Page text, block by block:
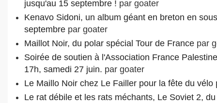
jusqu'au 15 septembre ! par goater
Kenavo Sidoni, un album géant en breton en
septembre par goater
Maillot Noir, du polar spécial Tour de France par
Soirée de soutien à l'Association France
17h, samedi 27 juin. par goater
Le Maillo Noir chez Le Failler pour la fête du vélo
Le rat débile et les rats méchants, Le Soviet 2,